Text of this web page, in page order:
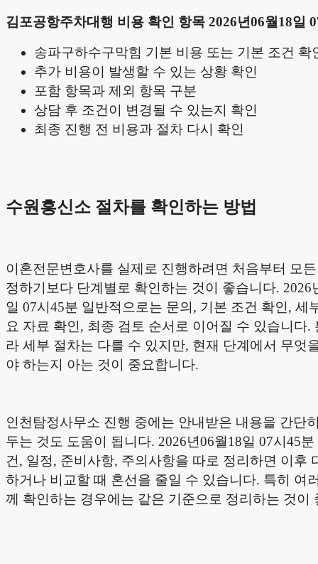
김포공항주차대행 비용 확인 항목 2026년06월18일
송파구하수구막힘 기본 비용 또는 기본 조건 확
추가 비용이 발생할 수 있는 상황 확인
포함 항목과 제외 항목 구분
상담 후 조건이 변경될 수 있는지 확인
최종 진행 전 비용과 절차 다시 확인
수원흥신소 절차를 확인하는 방법
이혼전문변호사를 실제로 진행하려면 처음부터 모
정하기보다 단계별로 확인하는 것이 좋습니다. 2026
일 07시45분 일반적으로는 문의, 기본 조건 확인, 세
요 자료 확인, 최종 검토 순서로 이어질 수 있습니다.
라 세부 절차는 다를 수 있지만, 현재 단계에서 무엇
야 하는지 아는 것이 중요합니다.
인천탐정사무소 진행 중에는 안내받은 내용을 간단
두는 것도 도움이 됩니다. 2026년06월18일 07시45
건, 일정, 준비사항, 주의사항을 따로 정리하면 이후
하거나 비교할 때 혼선을 줄일 수 있습니다. 특히 여
께 확인하는 경우에는 같은 기준으로 정리하는 것이